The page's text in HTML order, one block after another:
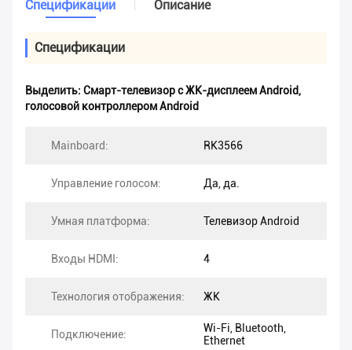
Спецификации Описание
Спецификации
Выделить: Смарт-телевизор с ЖК-дисплеем Android,
голосовой контроллером Android
Mainboard: RK3566
Управление голосом: Да, да.
Умная платформа: Телевизор Android
Входы HDMI: 4
Технология отображения: ЖК
Подключение:
Wi-Fi, Bluetooth,
Ethernet